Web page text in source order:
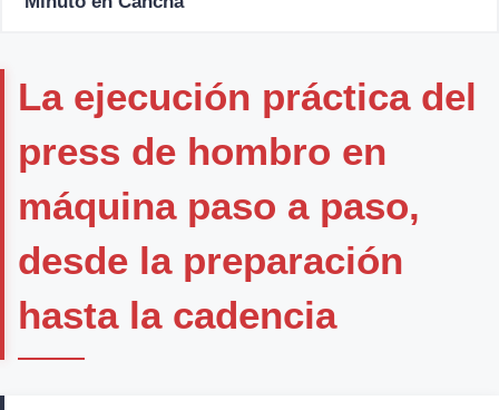
La ejecución práctica del
press de hombro en
máquina paso a paso,
desde la preparación
hasta la cadencia